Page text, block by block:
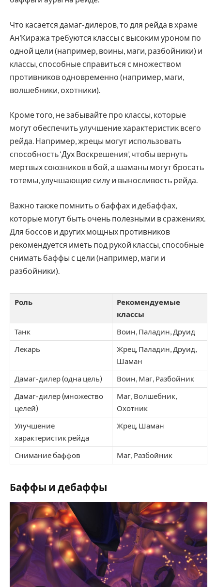
Что касается дамаг-дилеров, то для рейда в храме
Ан’Киража требуются классы с высоким уроном по
одной цели (например, воины, маги, разбойники) и
классы, способные справиться с множеством
противников одновременно (например, маги,
волшебники, охотники).
Кроме того, не забывайте про классы, которые
могут обеспечить улучшение характеристик всего
рейда. Например, жрецы могут использовать
способность ‘Дух Воскрешения’, чтобы вернуть
мертвых союзников в бой, а шаманы могут бросать
тотемы, улучшающие силу и выносливость рейда.
Важно также помнить о баффах и дебаффах,
которые могут быть очень полезными в сражениях.
Для боссов и других мощных противников
рекомендуется иметь под рукой классы, способные
снимать баффы с цели (например, маги и
разбойники).
Роль
Рекомендуемые
классы
Танк
Воин, Паладин, Друид
Лекарь
Жрец, Паладин, Друид,
Шаман
Дамаг-дилер (одна цель)
Воин, Маг, Разбойник
Дамаг-дилер (множество
целей)
Маг, Волшебник,
Охотник
Улучшение
характеристик рейда
Жрец, Шаман
Снимание баффов Маг, Разбойник
Баффы и дебаффы